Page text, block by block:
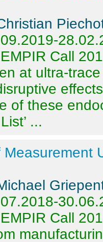
Call
at ultra-
of these
...
Measurement
Call